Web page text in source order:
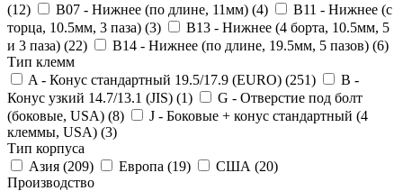
(12) B07 - Нижнее (по длине, 11мм) (4)
B11 - Нижнее (с
торца, 10.5мм, 3 паза) (3)
B13 - Нижнее (4 борта, 10.5мм, 5
и 3 паза) (22) B14 - Нижнее (по длине, 19.5мм, 5 пазов) (6)
Тип клемм
A - Конус стандартный 19.5/17.9 (EURO) (251)
B -
Конус узкий 14.7/13.1 (JIS) (1)
G - Отверстие под болт
(боковые, USA) (8)
J - Боковые + конус стандартный (4
клеммы, USA) (3)
Тип корпуса
Азия (209) Европа (19) США (20)
Производство